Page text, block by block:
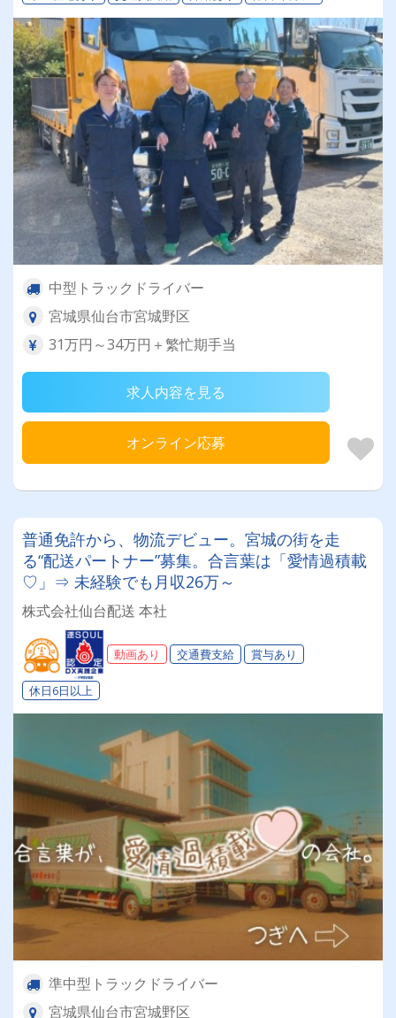
中型トラックドライバー
宮城県仙台市宮城野区
31万円～34万円＋繁忙期手当
求人内容を見る
オンライン応募
普通免許から、物流デビュー。宮城の街を走
る“配送パートナー”募集。合言葉は「愛情過積載
♡」⇒ 未経験でも月収26万～
株式会社仙台配送 本社
動画あり 交通費支給 賞与あり
休日6日以上
準中型トラックドライバー
宮城県仙台市宮城野区